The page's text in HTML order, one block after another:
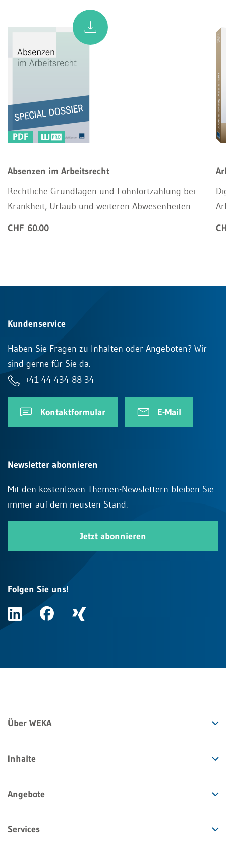
PDF
Absenzen im Arbeitsrecht
Rechtliche Grundlagen und Lohnfortzahlung bei
Krankheit, Urlaub und weiteren Abwesenheiten
CHF 60.00
Kundenservice
Haben Sie Fragen zu Inhalten oder Angeboten? Wir
sind gerne für Sie da.
+41 44 434 88 34
Kontaktformular E-Mail
Newsletter abonnieren
Mit den kostenlosen Themen-Newslettern bleiben Sie
immer auf dem neusten Stand.
Jetzt abonnieren
Folgen Sie uns!
Über WEKA
Inhalte
Angebote
Services